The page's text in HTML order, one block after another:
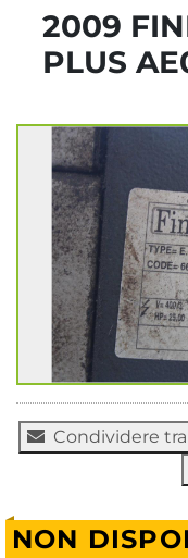
2009
PLUS
Condividere
NON